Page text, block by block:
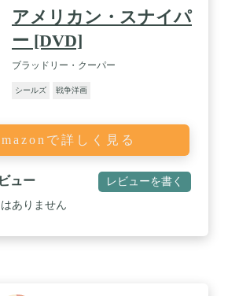
アメリカン・スナイパ
ー [DVD]
ブラッドリー・クーパー
シールズ 戦争洋画
で詳しく見る
ュー レビューを書く
ありません